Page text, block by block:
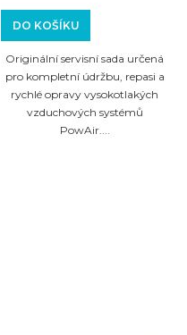
DO KOŠÍKU
Originální servisní sada určená
pro kompletní údržbu, repasi a
rychlé opravy vysokotlakých
vzduchových systémů
PowAir....